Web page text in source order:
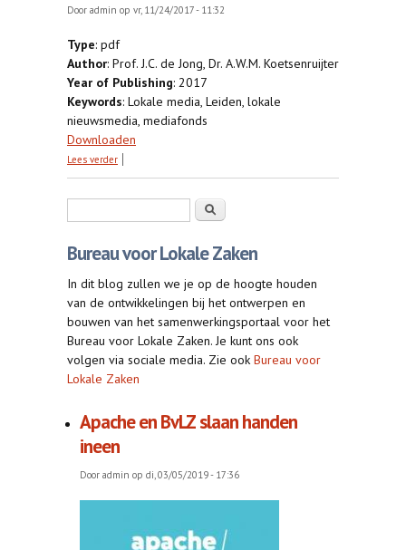
Door admin op vr, 11/24/2017 - 11:32
Type: pdf
Author: Prof. J.C. de Jong, Dr. A.W.M. Koetsenruijter
Year of Publishing: 2017
Keywords: Lokale media, Leiden, lokale
nieuwsmedia, mediafonds
Downloaden
Lees verder over Het versterken van lokale nieuwsmedia: naar
Zoeken
Bureau voor Lokale Zaken
In dit blog zullen we je op de hoogte houden
van de ontwikkelingen bij het ontwerpen en
bouwen van het samenwerkingsportaal voor het
Bureau voor Lokale Zaken. Je kunt ons ook
volgen via sociale media. Zie ook Bureau voor
Lokale Zaken
Apache en BvLZ slaan handen
ineen
Door admin op di, 03/05/2019 - 17:36